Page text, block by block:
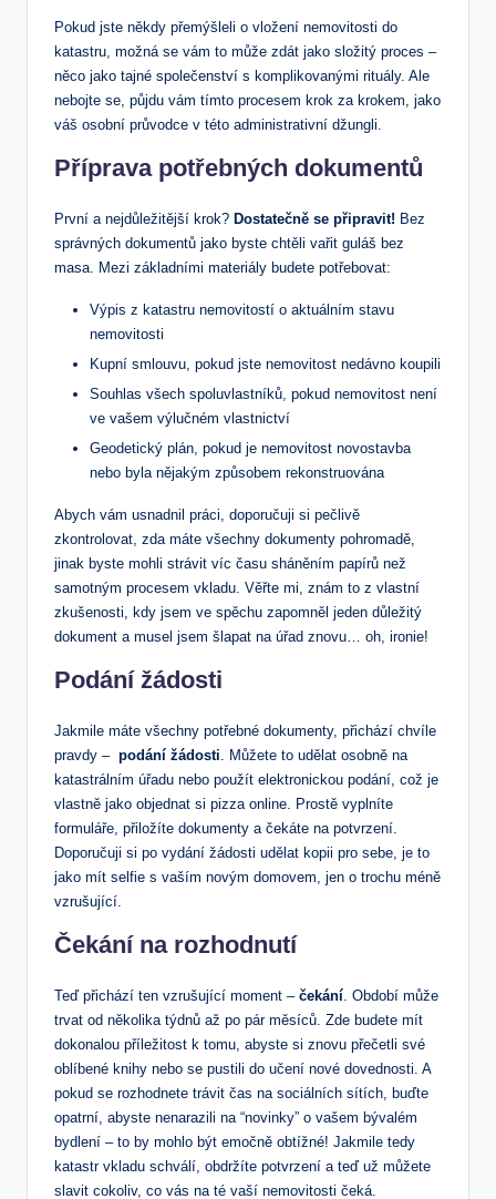
Pokud jste někdy přemýšleli o vložení nemovitosti‌ do
katastru, možná se vám to může zdát jako ‍složitý proces –⁤
něco jako tajné společenství s ​komplikovanými rituály. Ale
nebojte⁢ se, půjdu vám tímto procesem krok za krokem, jako
váš osobní průvodce ‌v této administrativní džungli.
Příprava potřebných dokumentů
První a nejdůležitější krok?‌ Dostatečně se připravit! Bez
správných dokumentů⁣ jako byste chtěli vařit ‌guláš bez
masa. Mezi základními materiály budete ⁢potřebovat:
Výpis z katastru nemovitostí o aktuálním stavu
‌nemovitosti
Kupní ​smlouvu, ​pokud jste nemovitost nedávno koupili
Souhlas všech spoluvlastníků, pokud nemovitost⁤ není
ve vašem výlučném vlastnictví
Geodetický ​plán, pokud ⁣je nemovitost novostavba
nebo byla nějakým⁢ způsobem rekonstruována
Abych vám usnadnil‌ práci, doporučuji si pečlivě
⁢zkontrolovat, zda máte všechny⁤ dokumenty pohromadě,
‍jinak byste mohli strávit​ víc času sháněním papírů ⁣než
samotným procesem vkladu. Věřte mi,⁤ znám to z ⁣vlastní‌
zkušenosti, ‌kdy jsem ve spěchu zapomněl jeden důležitý
dokument ⁤a musel jsem šlapat na úřad ⁢znovu… oh, ironie!
Podání žádosti
Jakmile máte všechny​ potřebné dokumenty, přichází chvíle
⁤pravdy – ⁢ podání žádosti. Můžete to ⁤udělat ‌osobně na
katastrálním úřadu nebo použít elektronickou podání,‍ což je
vlastně jako objednat si pizza online. Prostě vyplníte
formuláře,‌ přiložíte dokumenty a čekáte na potvrzení.
Doporučuji si po‍ vydání žádosti udělat kopii pro sebe, je to
jako mít selfie s vaším ⁢novým domovem, jen o trochu méně
vzrušující.
Čekání​ na rozhodnutí
Teď přichází ten vzrušující moment – čekání. ⁣Období může
trvat od několika týdnů až‌ po pár měsíců. Zde budete mít ​
dokonalou příležitost k‌ tomu, abyste si znovu přečetli své
oblíbené knihy ‌nebo se pustili ⁢do učení⁤ nové dovednosti. A
pokud se rozhodnete trávit čas⁣ na sociálních sítích, buďte
opatrní, abyste ⁢nenarazili⁢ na “novinky” o vašem bývalém
bydlení ⁤– to by mohlo být ‍emočně⁣ obtížné! Jakmile ⁢tedy
katastr ⁣vkladu⁣ schválí, obdržíte⁣ potvrzení a teď⁤ už můžete
slavit cokoliv, co vás na té vaší nemovitosti čeká.